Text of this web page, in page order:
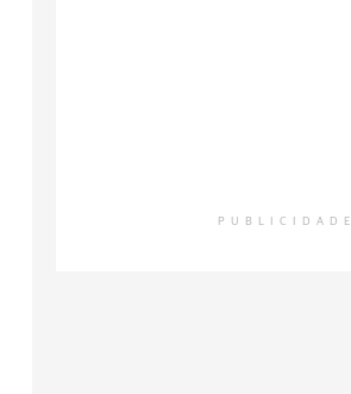
PUBLICIDADE